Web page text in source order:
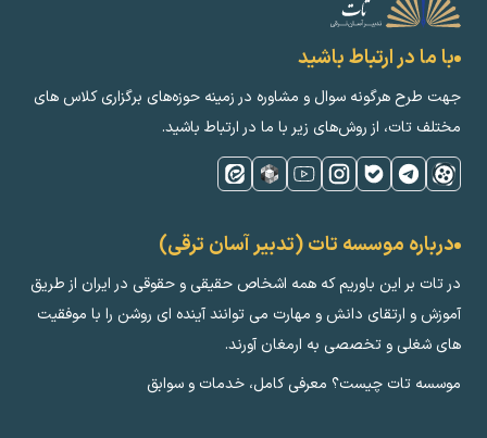
با ما در ارتباط باشید
طرح هرگونه سوال و مشاوره در زمینه‌ حوزه‌های برگزاری کلاس ‌های
تات، از روش‌های زیر با ما در ارتباط باشید.
درباره موسسه تات (تدبیر آسان ترقی)
تات بر این باوریم که همه اشخاص حقیقی و حقوقی در ایران از طریق
و ارتقای دانش و مهارت می توانند آینده ای روشن را با موفقیت
شغلی و تخصصی به ارمغان آورند.
تات چیست؟ معرفی کامل، خدمات و سوابق